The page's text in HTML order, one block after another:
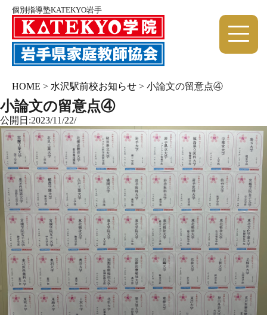
個別指導塾KATEKYO岩手
HOME > 水沢駅前校お知らせ > 小論文の留意点④
小論文の留意点④
公開日:2023/11/22/